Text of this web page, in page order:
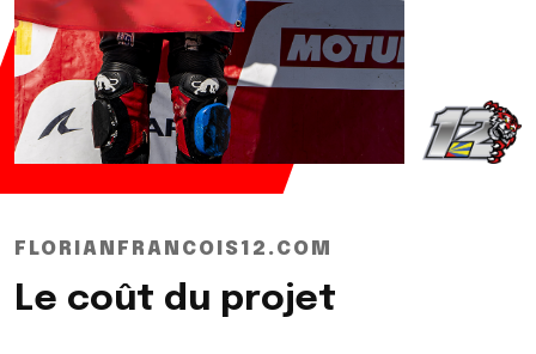
FLORIANFRANCOIS12.COM
Le coût du projet